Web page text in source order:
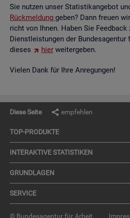
Sie nut­zen unser Sta­tis­tik­an­ge­bot
Rück­mel­dung geben? Dann freu­en
richt von Ihnen. Haben Sie
Dienst­leis­tun­gen der
die­ses
hier wei­ter­ge­ben.
Vie­len Dank für Ihre An­re­gun­gen!
Diese Seite empfehlen
TOP-PRO­DUK­TE
IN­TER­AK­TI­VE STA­TIS­TI­KEN
GRUND­LA­GEN
SER­VICE
© Bundesagentur für Arbeit